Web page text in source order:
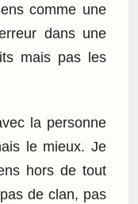
comme une
dans une
mais pas les
la personne
le mieux. Je
hors de tout
de clan, pas